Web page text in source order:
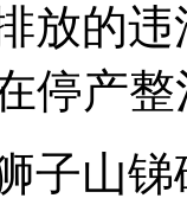
放的
停产
子山